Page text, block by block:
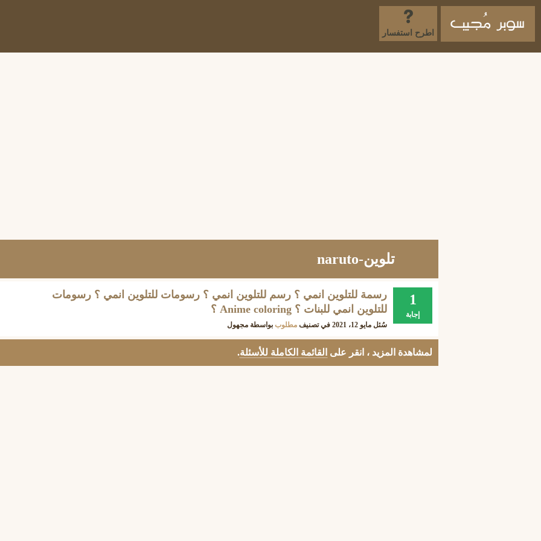
اطرح استفسار
تلوين-naruto
1
إجابة
رسمة للتلوين انمي ؟ رسم للتلوين انمي ؟ رسومات للتلوين انمي ؟ رسومات
للتلوين انمي للبنات ؟ Anime coloring ؟
سُئل مايو 12، 2021 في تصنيف مطلوب بواسطة مجهول
لمشاهدة المزيد ، انقر على القائمة الكاملة للأسئلة.